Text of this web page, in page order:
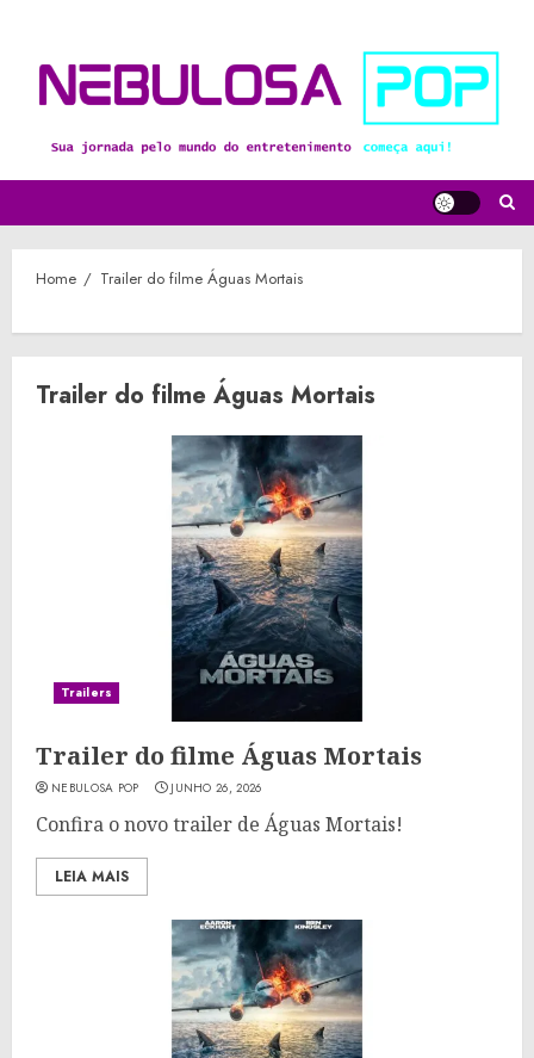
content
Home Trailer do filme Águas Mortais
Trailer do filme Águas Mortais
Trailers
Trailer do filme Águas Mortais
NEBULOSA POP JUNHO 26, 2026
Confira o novo trailer de Águas Mortais!
LEIA MAIS